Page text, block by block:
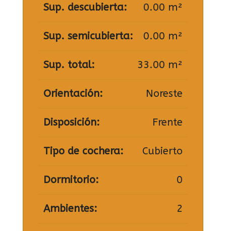
Sup. descubierta: 0.00 m²
Sup. semicubierta: 0.00 m²
Sup. total: 33.00 m²
Orientación: Noreste
Disposición: Frente
Tipo de cochera: Cubierto
Dormitorio: 0
Ambientes: 2